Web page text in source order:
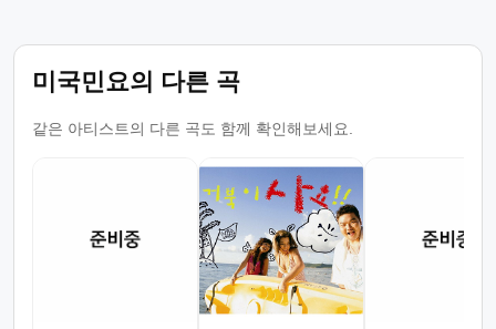
미국민요의 다른 곡
같은 아티스트의 다른 곡도 함께 확인해보세요.